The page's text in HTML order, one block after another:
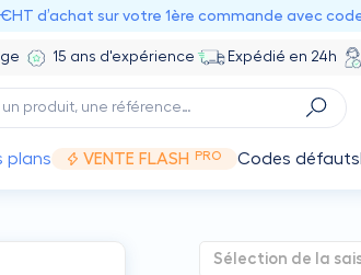
d’achat sur votre 1ère commande avec code :
15 ans d'expérience Expédié en 24h
plans VENTE FLASH PRO Codes défauts
Sélection de la